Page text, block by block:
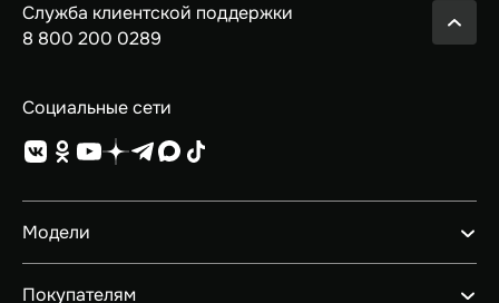
Служба клиентской поддержки
8 800 200 0289
Социальные сети
Модели
GEELY EX5 ГИБРИД
Покупателям